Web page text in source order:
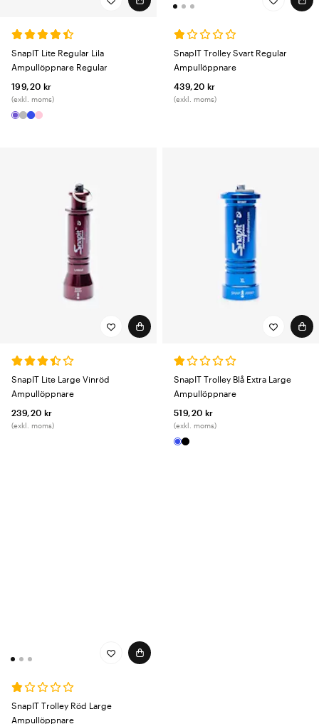
SnapIT Lite Regular Lila
Ampullöppnare Regular
199,20 kr
(exkl. moms)
SnapIT Trolley Svart Regular
Ampullöppnare
439,20 kr
(exkl. moms)
SnapIT Lite Large Vinröd
Ampullöppnare
239,20 kr
(exkl. moms)
SnapIT Trolley Blå Extra Large
Ampullöppnare
519,20 kr
(exkl. moms)
SnapIT Trolley Röd Large
Ampullöppnare